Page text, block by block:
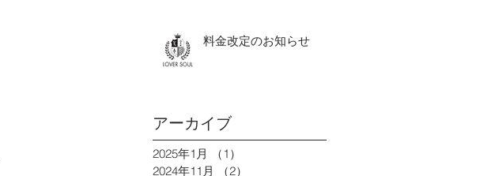
料金改定のお知らせ
アーカイブ
2025年1月 （1）
2024年11月
（2）